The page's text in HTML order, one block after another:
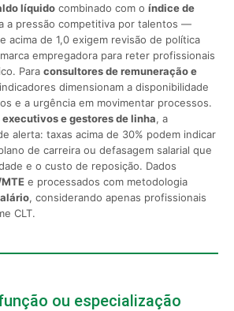
líquido combinado com o índice de
a pressão competitiva por talentos —
acima de 1,0 exigem revisão de política
empregadora para reter profissionais
Para consultores de remuneração e
dimensionam a disponibilidade
e a urgência em movimentar processos.
executivos e gestores de linha, a
alerta: taxas acima de 30% podem indicar
de carreira ou defasagem salarial que
e o custo de reposição. Dados
e processados com metodologia
, considerando apenas profissionais
CLT.
ou especialização